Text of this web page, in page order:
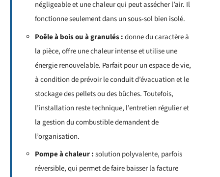
négligeable et une chaleur qui peut assécher l’air. Il
fonctionne seulement dans un sous-sol bien isolé.
Poêle à bois ou à granulés :donne du caractère à
la pièce, offre une chaleur intense et utilise une
énergie renouvelable. Parfait pour un espace de vie,
à condition de prévoir le conduit d’évacuation et le
stockage des pellets ou des bûches. Toutefois,
l’installation reste technique, l’entretien régulier et
la gestion du combustible demandent de
l’organisation.
Pompe à chaleur :solution polyvalente, parfois
réversible, qui permet de faire baisser la facture